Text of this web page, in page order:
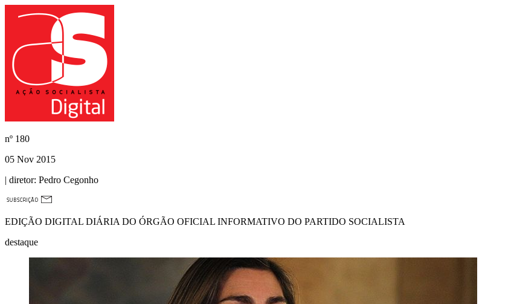
nº 180
05 Nov 2015
| diretor: Pedro Cegonho
EDIÇÃO DIGITAL DIÁRIA DO ÓRGÃO OFICIAL INFORMATIVO DO PARTIDO SOCIALISTA
destaque